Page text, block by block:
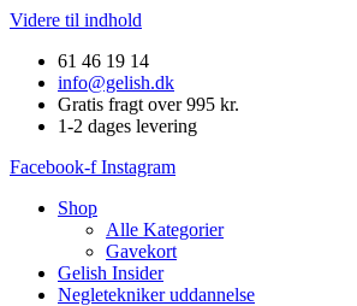
Videre til indhold
61 46 19 14
info@gelish.dk
Gratis fragt over 995 kr.
1-2 dages levering
Facebook-f Instagram
Shop
Alle Kategorier
Gavekort
Gelish Insider
Negletekniker uddannelse